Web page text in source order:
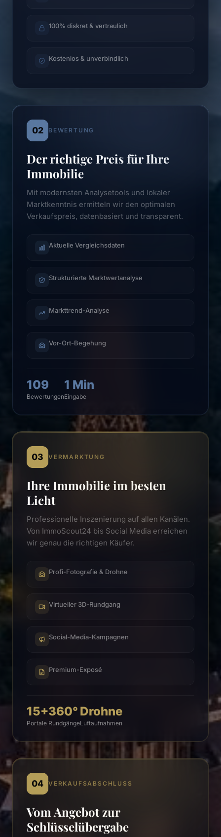
100% diskret & vertraulich
Kostenlos & unverbindlich
02 BEWERTUNG
Der richtige Preis für Ihre
Immobilie
Mit modernsten Analysetools und lokaler
Marktkenntnis ermitteln wir den optimalen
Verkaufspreis, datenbasiert und transparent.
Aktuelle Vergleichsdaten
Strukturierte Marktwertanalyse
Markttrend-Analyse
Vor-Ort-Begehung
109
Bewertungen
1 Min
Eingabe
03 VERMARKTUNG
Ihre Immobilie im besten
Licht
Professionelle Inszenierung auf allen Kanälen.
Von ImmoScout24 bis Social Media erreichen
wir genau die richtigen Käufer.
Profi-Fotografie & Drohne
Virtueller 3D-Rundgang
Social-Media-Kampagnen
Premium-Exposé
15+
Portale
360°
Rundgänge
Drohne
Luftaufnahmen
04 VERKAUFSABSCHLUSS
Vom Angebot zur
Schlüsselübergabe